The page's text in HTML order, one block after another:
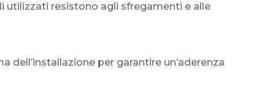
utilizzati resistono agli sfregamenti e alle
dell’installazione per garantire un’aderenza